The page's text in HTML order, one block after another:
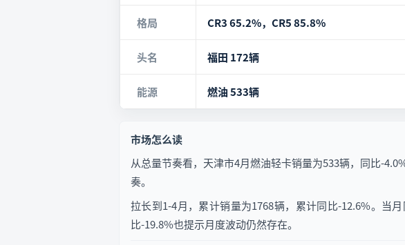
格局 CR3 65.2%，CR5 85.8%
头名 福田 172辆
能源 燃油 533辆
市场怎么读
从总量节奏看，天津市4月燃油轻卡销量为533辆，同比-
奏。
拉长到1-4月，累计销量为1768辆，累计同比-12.6%。当
比-19.8%也提示月度波动仍然存在。